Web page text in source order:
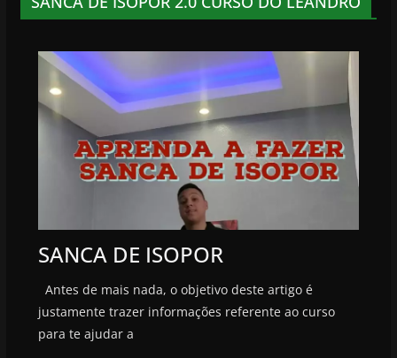
SANCA DE ISOPOR
Antes de mais nada, o objetivo deste artigo é
justamente trazer informações referente ao curso
para te ajudar a